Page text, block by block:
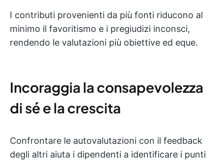
I contributi provenienti da più fonti riducono al
minimo il favoritismo e i pregiudizi inconsci,
rendendo le valutazioni più obiettive ed eque.
Incoraggia la consapevolezza
di sé e la crescita
Confrontare le autovalutazioni con il feedback
degli altri aiuta i dipendenti a identificare i punti